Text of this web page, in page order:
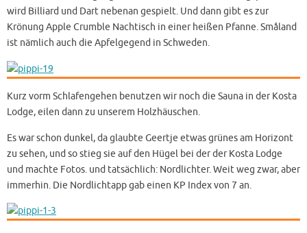
wird Billiard und Dart nebenan gespielt. Und dann gibt es zur
Krönung Apple Crumble Nachtisch in einer heißen Pfanne. Småland
ist nämlich auch die Apfelgegend in Schweden.
Kurz vorm Schlafengehen benutzen wir noch die Sauna in der Kosta
Lodge, eilen dann zu unserem Holzhäuschen.
Es war schon dunkel, da glaubte Geertje etwas grünes am Horizont
zu sehen, und so stieg sie auf den Hügel bei der der Kosta Lodge
und machte Fotos. und tatsächlich: Nordlichter. Weit weg zwar, aber
immerhin. Die Nordlichtapp gab einen KP Index von 7 an.